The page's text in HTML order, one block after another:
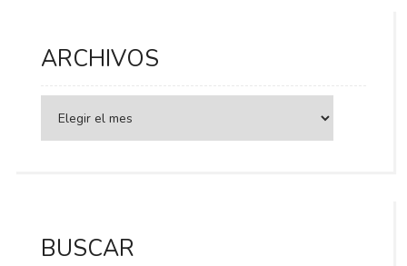
ARCHIVOS
BUSCAR